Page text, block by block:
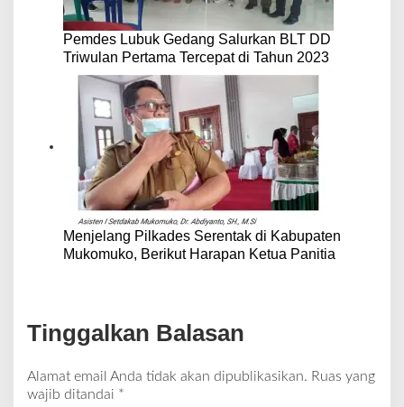
Pemdes Lubuk Gedang Salurkan BLT DD
Triwulan Pertama Tercepat di Tahun 2023
Menjelang Pilkades Serentak di Kabupaten
Mukomuko, Berikut Harapan Ketua Panitia
Tinggalkan Balasan
Alamat email Anda tidak akan dipublikasikan. Ruas yang
wajib ditandai *